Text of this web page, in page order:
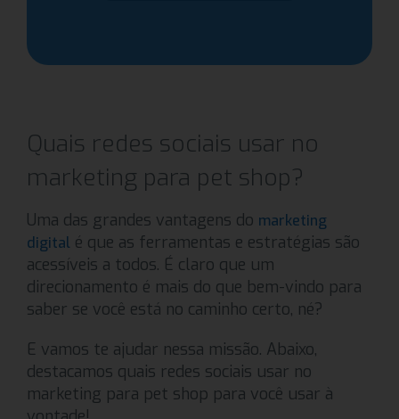
Quais redes sociais usar no
marketing para pet shop?
Uma das grandes vantagens do marketing
digital é que as ferramentas e estratégias são
acessíveis a todos. É claro que um
direcionamento é mais do que bem-vindo para
saber se você está no caminho certo, né?
E vamos te ajudar nessa missão. Abaixo,
destacamos quais redes sociais usar no
marketing para pet shop para você usar à